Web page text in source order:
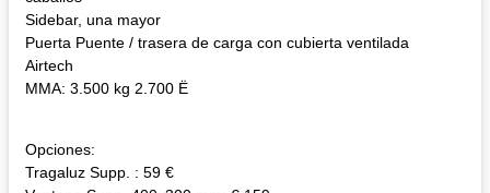
Sidebar, una mayor
Puerta Puente / trasera de carga con cubierta ventilada
Airtech
MMA: 3.500 kg 2.700 Ë
Opciones:
Tragaluz Supp. : 59 €